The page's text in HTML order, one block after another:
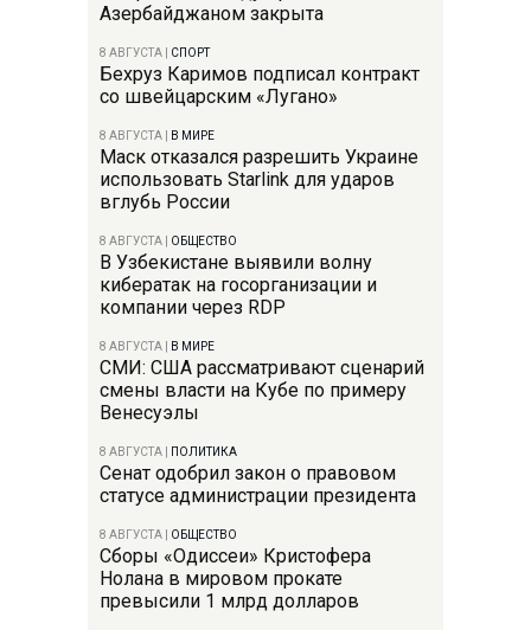
Азербайджаном закрыта
8 АВГУСТА СПОРТ
Бехруз Каримов подписал контракт
со швейцарским «Лугано»
8 АВГУСТА В МИРЕ
Маск отказался разрешить Украине
использовать Starlink для ударов
вглубь России
8 АВГУСТА ОБЩЕСТВО
В Узбекистане выявили волну
кибератак на госорганизации и
компании через RDP
8 АВГУСТА В МИРЕ
СМИ: США рассматривают сценарий
смены власти на Кубе по примеру
Венесуэлы
8 АВГУСТА ПОЛИТИКА
Сенат одобрил закон о правовом
статусе администрации президента
8 АВГУСТА ОБЩЕСТВО
Сборы «Одиссеи» Кристофера
Нолана в мировом прокате
превысили 1 млрд долларов